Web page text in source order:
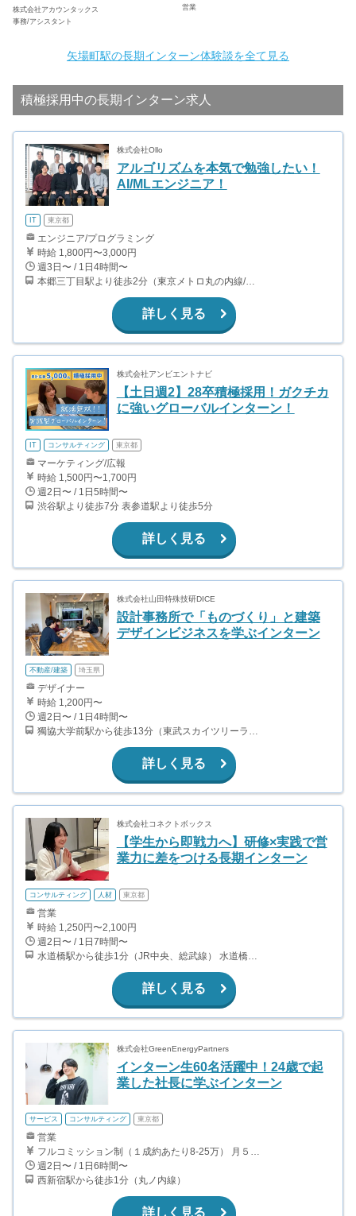
株式会社アカウンタックス
事務/アシスタント
営業
矢場町駅の長期インターン体験談を全て見る
積極採用中の長期インターン求人
株式会社Ollo
アルゴリズムを本気で勉強したい！
AI/MLエンジニア！
IT 東京都
エンジニア/プログラミング
時給 1,800円〜3,000円
週3日〜 / 1日4時間〜
本郷三丁目駅より徒歩2分（東京メトロ丸の内線/都営地下鉄大江戸線）
詳しく見る
株式会社アンビエントナビ
【土日週2】28卒積極採用！ガクチカ
に強いグローバルインターン！
IT コンサルティング 東京都
マーケティング/広報
時給 1,500円〜1,700円
週2日〜 / 1日5時間〜
渋谷駅より徒歩7分 表参道駅より徒歩5分
詳しく見る
株式会社山田特殊技研DICE
設計事務所で「ものづくり」と建築
デザインビジネスを学ぶインターン
不動産/建築 埼玉県
デザイナー
時給 1,200円〜
週2日〜 / 1日4時間〜
詳しく見る
株式会社コネクトボックス
【学生から即戦力へ】研修×実践で営
業力に差をつける長期インターン
コンサルティング 人材 東京都
営業
時給 1,250円〜2,100円
週2日〜 / 1日7時間〜
水道橋駅から徒歩1分（JR中央、総武線） 水道橋駅から徒歩6分（都営三田線）
詳しく見る
株式会社GreenEnergyPartners
インターン生60名活躍中！24歳で起
業した社長に学ぶインターン
サービス コンサルティング 東京都
営業
フルコミッション制（１成約あたり8-25万） 月５０万以上稼ぐインターン生も多数います！ ■収入例 ○入社１ヶ月目（明治大学2年生） 役職：アポインター 月間１契約×８万円＝８万円 ＋交通費 ○入社３ヶ月目（東京大学２年生） 役職：アポインター（ランク：ブロンズ） 月間３契約×10万円＝30万円 ＋交通費 ○入社６ヶ月目（早稲田大学３年生） 役職：アポインター（ランク：シルバー） 月間５契約×12万円＝60万円 ＋交通費 ○入社15ヶ月目（慶應大学３年生） 役職：クローザー 月間３契約×25万＝75万円 ＋交通費
週2日〜 / 1日6時間〜
西新宿駅から徒歩1分（丸ノ内線）
詳しく見る